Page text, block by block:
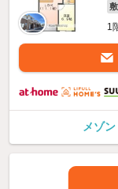
敷
1
メゾ